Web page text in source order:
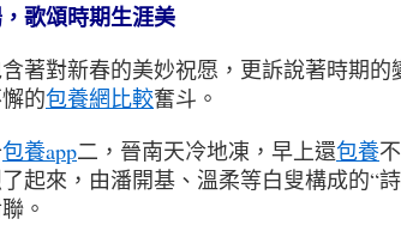
歌頌時期生涯美
對新春的美妙祝愿，更訴說著時期的
的包養網比較奮斗。
包養app二，晉南天冷地凍，早上還包養
起來，由潘開基、溫柔等白叟構成的“
。